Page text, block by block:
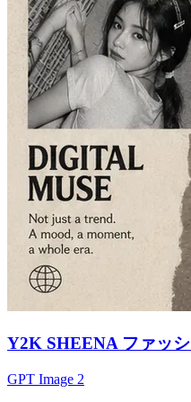
Y2K SHEENA ファッ
GPT Image 2